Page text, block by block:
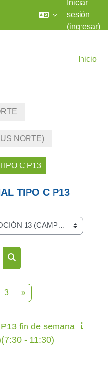
Iniciar
sesión
(ingresar)
Inicio
NORTE)
C P13
TIPO C P13
Buscar cursos
1 2
3Página 3
»Página siguiente
fin de semana
- 11:30)